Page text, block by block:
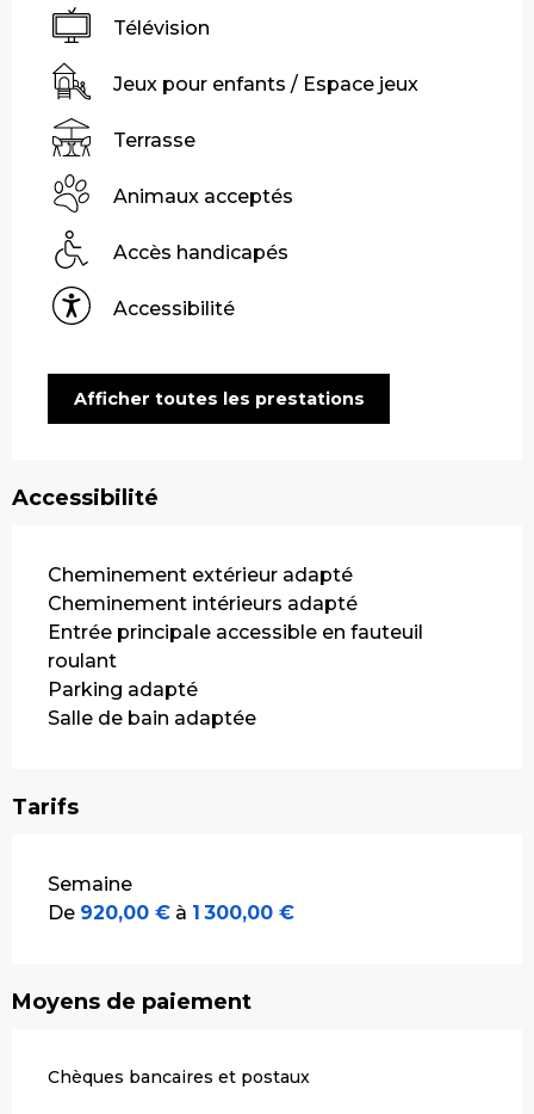
Télévision
Jeux pour enfants / Espace jeux
Terrasse
Animaux acceptés
Accès handicapés
Accessibilité
Afficher toutes les prestations
Accessibilité
Cheminement extérieur adapté
Cheminement intérieurs adapté
Entrée principale accessible en fauteuil
roulant
Parking adapté
Salle de bain adaptée
Tarifs
Tarifs 2026
Semaine
De 920,00 € à 1 300,00 €
Moyens de paiement
Chèques bancaires et postaux